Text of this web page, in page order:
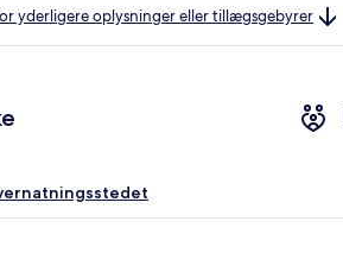
yderligere oplysninger eller tillægsgebyrer